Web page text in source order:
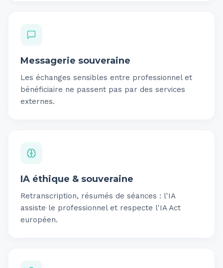
Messagerie souveraine
Les échanges sensibles entre professionnel et
bénéficiaire ne passent pas par des services
externes.
IA éthique & souveraine
Retranscription, résumés de séances : l'IA
assiste le professionnel et respecte l'IA Act
européen.